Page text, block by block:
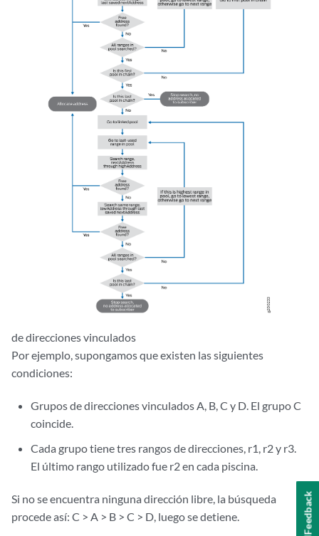
de direcciones vinculados
Por ejemplo, supongamos que existen las siguientes
condiciones:
Grupos de direcciones vinculados A, B, C y D. El grupo C
coincide.
Cada grupo tiene tres rangos de direcciones, r1, r2 y r3.
El último rango utilizado fue r2 en cada piscina.
Si no se encuentra ninguna dirección libre, la búsqueda
procede así: C > A > B > C > D, luego se detiene.
Feedback